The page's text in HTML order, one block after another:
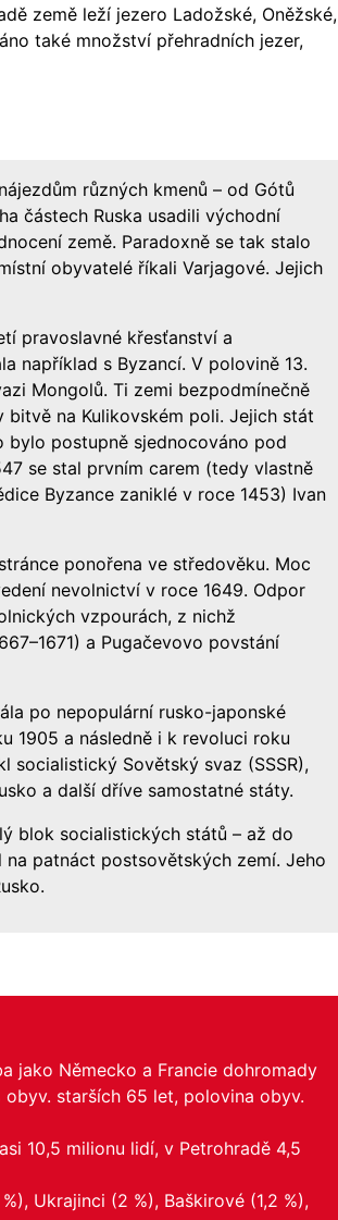
země leží jezero Ladožské, Oněžské,
také množství přehradních jezer,
různých kmenů – od Gótů
částech Ruska usadili východní
země. Paradoxně se tak stalo
obyvatelé říkali Varjagové. Jejich
pravoslavné křesťanství a
například s Byzancí. V polovině 13.
Mongolů. Ti zemi bezpodmínečně
na Kulikovském poli. Jejich stát
bylo postupně sjednocováno pod
se stal prvním carem (tedy vlastně
Byzance zaniklé v roce 1453) Ivan
ponořena ve středověku. Moc
nevolnictví v roce 1649. Odpor
vzpourách, z nichž
a Pugačevovo povstání
po nepopulární rusko-japonské
1905 a následně i k revoluci roku
socialistický Sovětský svaz (SSSR),
a další dříve samostatné státy.
blok socialistických států – až do
patnáct postsovětských zemí. Jeho
jako Německo a Francie dohromady
obyv. starších 65 let, polovina obyv.
10,5 milionu lidí, v Petrohradě 4,5
Ukrajinci (2 %), Baškirové (1,2 %),